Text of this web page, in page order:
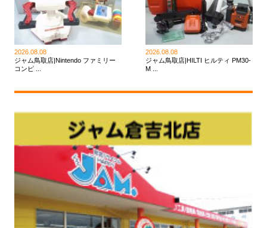
2026.08.08
ジャム鳥取店|Nintendo ファミリー
コンピ ...
2026.08.08
ジャム鳥取店|HILTI ヒルティ PM30-
M ...